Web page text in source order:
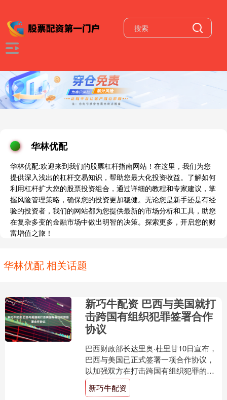
华林优配
华林优配:欢迎来到我们的股票杠杆指南网站！在这里，我们为您
提供深入浅出的杠杆交易知识，帮助您最大化投资收益。了解如何
利用杠杆扩大您的股票投资组合，通过详细的教程和专家建议，掌
握风险管理策略，确保您的投资更加稳健。无论您是新手还是有经
验的投资者，我们的网站都为您提供最新的市场分析和工具，助您
在复杂多变的金融市场中做出明智的决策。探索更多，开启您的财
富增值之旅！
华林优配 相关话题
新巧牛配资 巴西与美国就打
击跨国有组织犯罪签署合作
协议
巴西财政部长达里奥·杜里甘10日宣布，
巴西与美国已正式签署一项合作协议，
以加强双方在打击跨国有组织犯罪的协
作。 据杜里甘介绍，巴西联邦税务局将
与美国海关与边境保....
新巧牛配资